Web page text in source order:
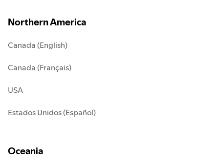
Northern America
Canada (English)
Canada (Français)
USA
Estados Unidos (Español)
Oceania